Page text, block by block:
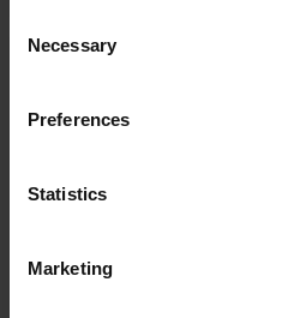
Selection
Necessary
Preferences
Statistics
Marketing